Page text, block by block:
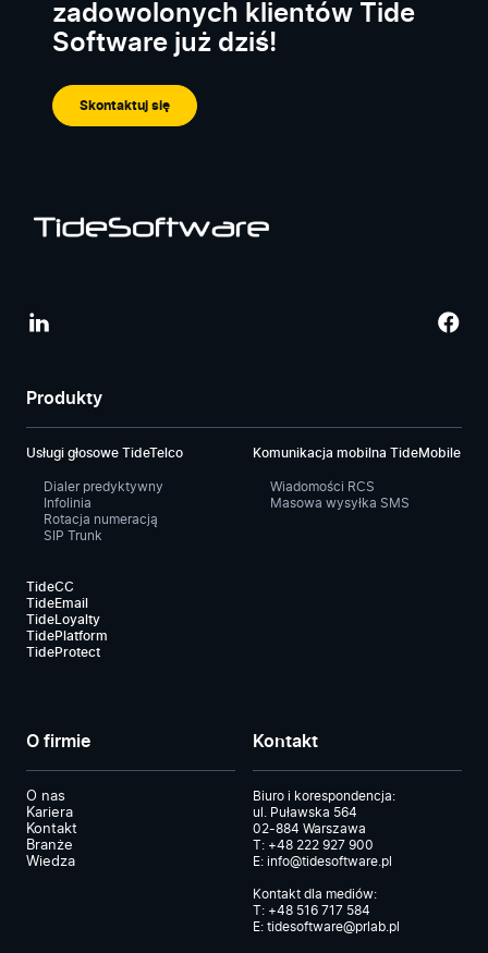
zadowolonych klientów Tide
Software już dziś!
Skontaktuj się
Produkty
Usługi głosowe TideTelco
Dialer predyktywny
Infolinia
Rotacja numeracją
SIP Trunk
Komunikacja mobilna TideMobile
Wiadomości RCS
Masowa wysyłka SMS
TideCC
TideEmail
TideLoyalty
TidePlatform
TideProtect
O firmie
O nas
Kariera
Kontakt
Branże
Wiedza
Kontakt
Biuro i korespondencja:
ul. Puławska 564
02-884 Warszawa
T: +48 222 927 900
E: info@tidesoftware.pl
Kontakt dla mediów:
T: +48 516 717 584
E: tidesoftware@prlab.pl